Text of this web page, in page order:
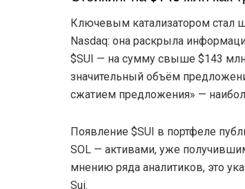
Ключевым катализатором стал
Nasdaq: она раскрыла
$SUI — на сумму свыше $143
значительный объём
сжатием предложения» —
Появление $SUI в портфеле
SOL — активами, уже
мнению ряда аналитиков, это
Sui.